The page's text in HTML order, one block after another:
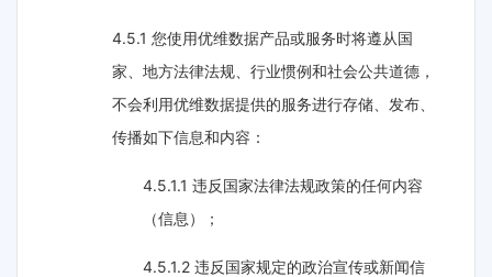
4.5.1 您使用优维数据产品或服务时将遵从国
家、地方法律法规、行业惯例和社会公共道德，
不会利用优维数据提供的服务进行存储、发布、
传播如下信息和内容：
4.5.1.1 违反国家法律法规政策的任何内容
（信息）；
4.5.1.2 违反国家规定的政治宣传或新闻信